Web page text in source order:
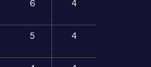
6 4
5 4